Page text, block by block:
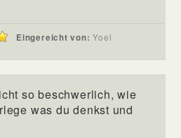
Eingereicht von:Yoel
so beschwerlich, wie
was du denkst und